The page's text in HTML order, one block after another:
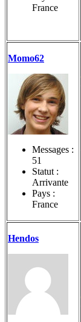
France
Momo62
Messages :
51
Statut :
Arrivante
Pays :
France
Hendos